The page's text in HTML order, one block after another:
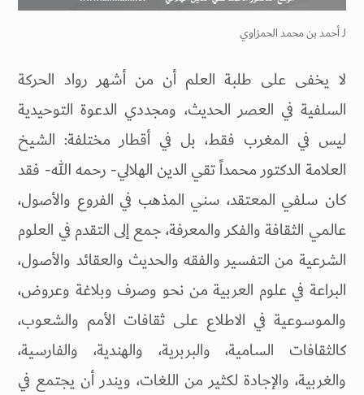
لـأحمد بن محمد الحمزاوي
لا يخفى على طلبة العلم أن من أشهر رواد الحركة
السلفية في العصر الحديث، ومجددي الدعوة التوحيدية
ليس في المغرب فقط، بل في أقطار مختلفة: الشيخ
العلامة الدكتور محمداً تقي الدين الهلالي- رحمه الله- فقد
كان سلفي المعتقد، سني المذهب في الفروع والأصول،
عالمي الثقافة والفكر والمعرفة، جمع إلى التقدم في العلوم
الشرعية من التفسير والفقه والحديث والعقائد والأصول،
البراعة في علوم العربية من نحو وصرف وبلاغة وعروض،
والموسوعية في الاطلاع على ثقافات الأمم والشعوب،
كالثقافات السامية، والبربرية، والهندية، والفارسية،
والغربية، والإجادة لكثير من اللغات، ويندر أن يجتمع في